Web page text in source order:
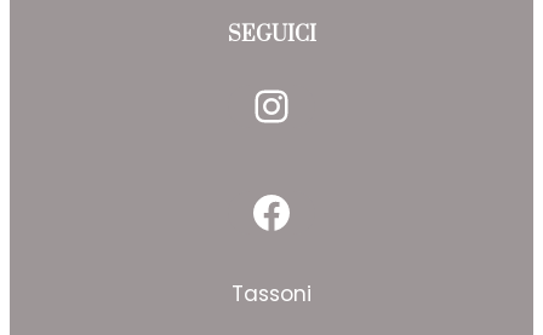
SEGUICI
Instagram
Facebook
Tassoni